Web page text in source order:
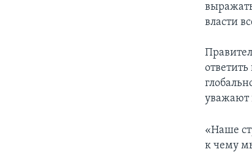
власти
уважают
«Наше
к чему